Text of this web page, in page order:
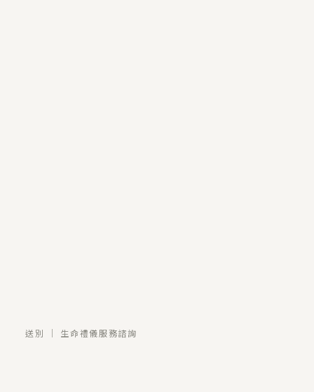
送別 ｜ 生命禮儀服務諮詢